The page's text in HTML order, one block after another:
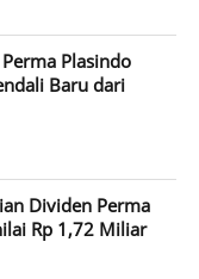
Plasindo
Baru dari
Dividen Perma
Rp 1,72 Miliar